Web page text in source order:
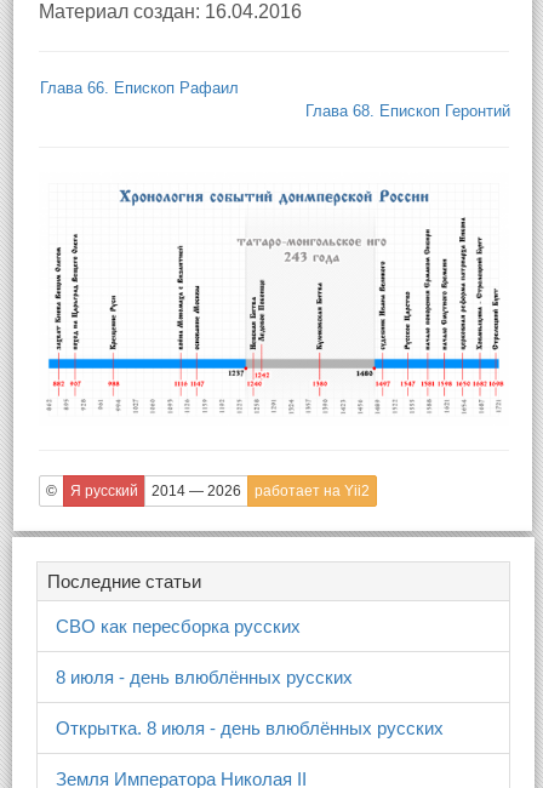
Материал создан: 16.04.2016
Глава 66. Епископ Рафаил
Глава 68. Епископ Геронтий
© Я русский 2014 — 2026 работает на Yii2
Последние статьи
СВО как пересборка русских
8 июля - день влюблённых русских
Открытка. 8 июля - день влюблённых русских
Земля Императора Николая II